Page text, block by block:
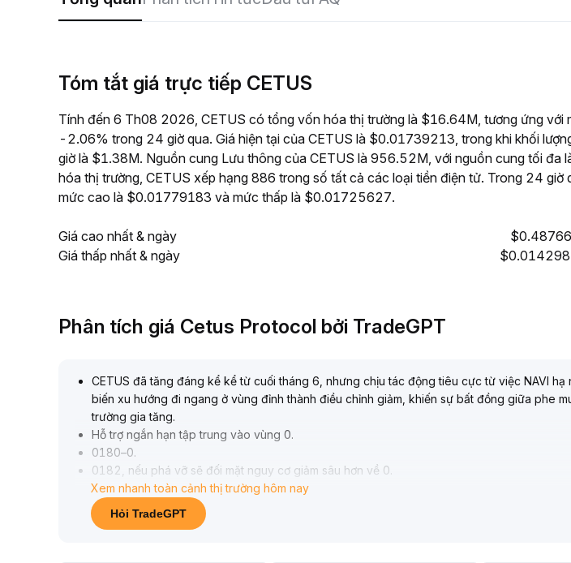
Tóm tắt giá trực tiếp CETUS
Tính đến 6 Th08 2026, CETUS có tổng vốn hóa thị trường là $16.64M, tương ứng với
-2.06% trong 24 giờ qua. Giá hiện tại của CETUS là $0.01739213, trong khi khối
giờ là $1.38M. Nguồn cung Lưu thông của CETUS là 956.52M, với nguồn cung tối đa
hóa thị trường, CETUS xếp hạng 886 trong số tất cả các loại tiền điện tử. Trong 24 giờ
mức cao là $0.01779183 và mức thấp là $0.01725627.
Giá cao nhất & ngày
Giá thấp nhất & ngày
Phân tích giá Cetus Protocol bởi TradeGPT
CETUS đã tăng đáng kể kể từ cuối tháng 6, nhưng chịu tác động tiêu cực từ việc NAVI hạ
biến xu hướng đi ngang ở vùng đỉnh thành điều chỉnh giảm, khiến sự bất đồng giữa phe
trường gia tăng.
Hỗ trợ ngắn hạn tập trung vào vùng 0.
0180–0.
0182, nếu phá vỡ sẽ đối mặt nguy cơ giảm sâu hơn về 0
0175.
Khi các tác động từ điều chỉnh chính sách thanh lý và nhu cầu thế chấp thu hẹp chưa được
khuyến nghị kiểm soát tỷ trọng vị thế, tránh đuổi giá cao, kiên nhẫn chờ xác nhận hỗ trợ
Xem nhanh toàn cảnh thị trường hôm nay
Hỏi TradeGPT